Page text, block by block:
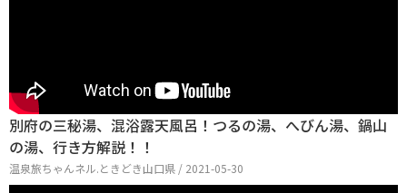
別府の三秘湯、混浴露天風呂！つるの湯、へびん湯、鍋山
の湯、行き方解説！！
温泉旅ちゃんネル.ときどき山口県 / 2021-05-30